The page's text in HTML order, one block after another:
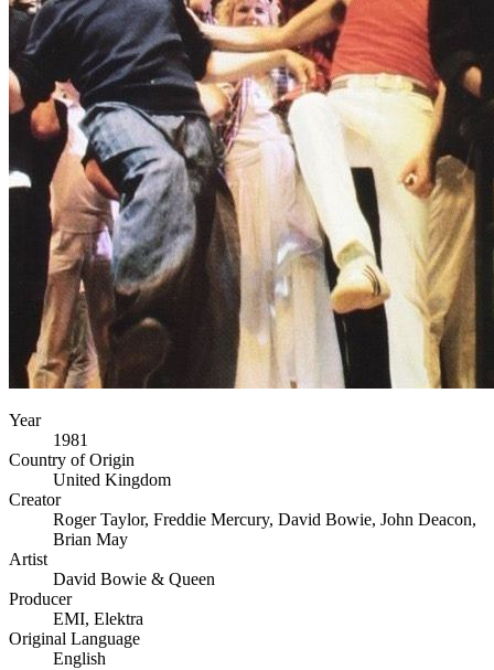
Year
1981
Country of Origin
United Kingdom
Creator
Roger Taylor, Freddie Mercury, David Bowie, John Deacon,
Brian May
Artist
David Bowie & Queen
Producer
EMI, Elektra
Original Language
English